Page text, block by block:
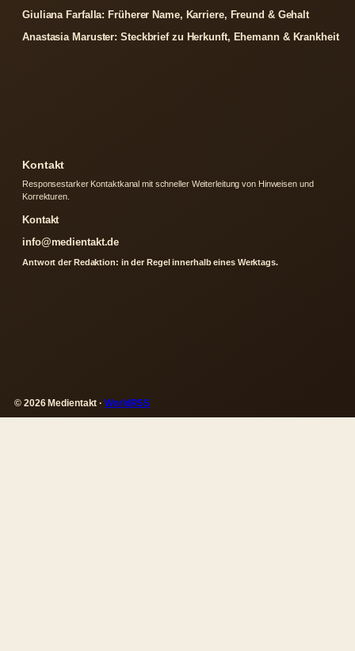
Giuliana Farfalla: Früherer Name, Karriere, Freund & Gehalt
Anastasia Maruster: Steckbrief zu Herkunft, Ehemann & Krankheit
Kontakt
Responsestarker Kontaktkanal mit schneller Weiterleitung von Hinweisen und
Korrekturen.
Kontakt
info@medientakt.de
Antwort der Redaktion: in der Regel innerhalb eines Werktags.
© 2026 Medientakt ·WorldRSS